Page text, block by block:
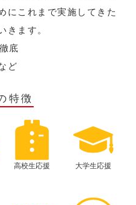
にこれまで実施してきた
きます。
底
ど
特徴
高校生応援 大学生応援